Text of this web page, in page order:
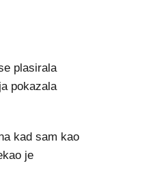
plasirala
pokazala
kad sam kao
je